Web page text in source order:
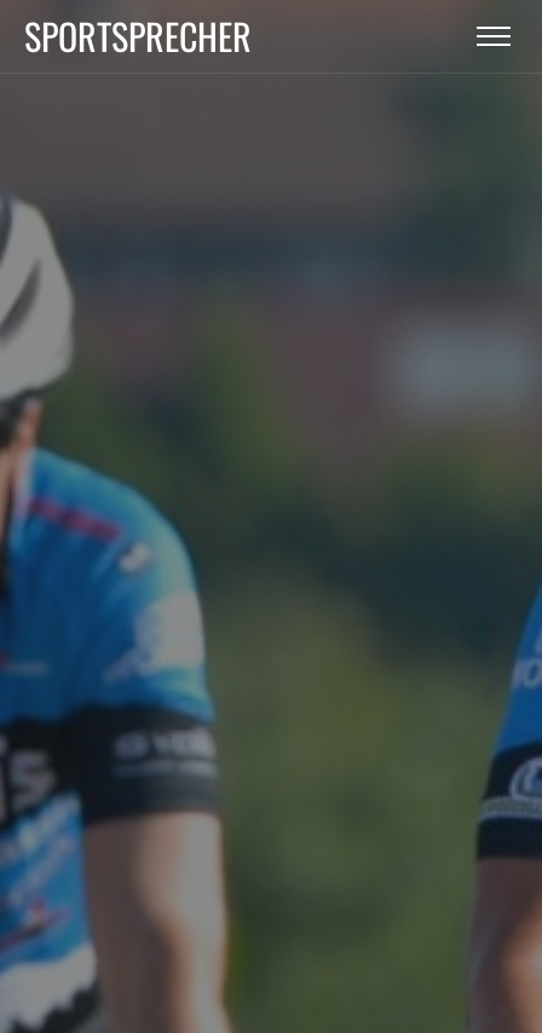
SPORTSPRECHER